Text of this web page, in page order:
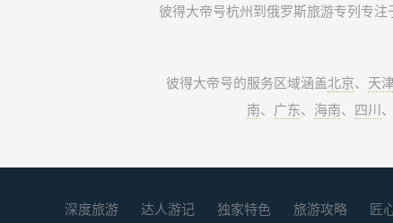
彼得大帝号杭州到俄罗斯旅游专列专
彼得大帝号的服务区域涵盖北京、 天
南、 广东、 海南、 四川、
深度旅游 达人游记 独家特色 旅游攻略 匠